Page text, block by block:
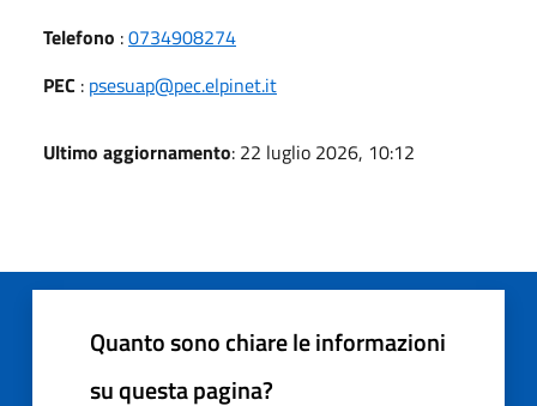
Telefono :0734908274
PEC : psesuap@pec.elpinet.it
Ultimo aggiornamento: 22 luglio 2026, 10:12
Quanto sono chiare le informazioni
su questa pagina?